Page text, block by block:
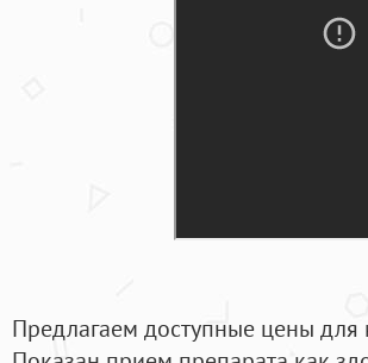
Предлагаем доступные цены для